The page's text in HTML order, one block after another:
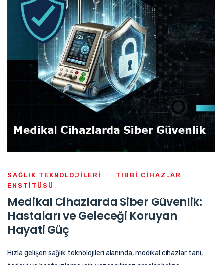
SAĞLIK TEKNOLOJILERI
TIBBI CIHAZLAR
ENSTITÜSÜ
Medikal Cihazlarda Siber Güvenlik:
Hastaları ve Geleceği Koruyan
Hayati Güç
Hızla gelişen sağlık teknolojileri alanında, medikal cihazlar tanı,